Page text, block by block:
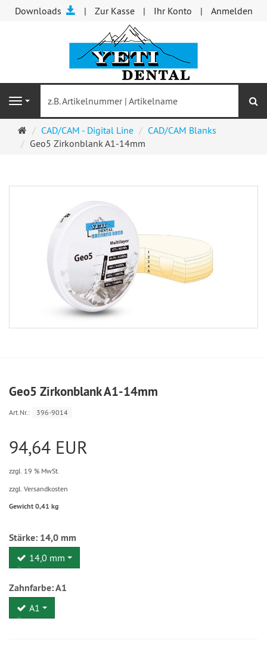
Downloads Zur Kasse Ihr Konto Anmelden
Navigation
Startseite
CAD/CAM - Digital Line
CAD/CAM Blanks
Geo5 Zirkonblank A1-14mm
Geo5 Zirkonblank A1-14mm
Art.Nr.: 396-9014
94,64 EUR
zzgl. 19 % MwSt.
zzgl. Versandkosten
Gewicht 0,41 kg
Stärke: 14,0 mm
14,0 mm
Zahnfarbe:A1
A1